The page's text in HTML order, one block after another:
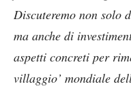
Discuteremo non solo
ma anche di
aspetti concreti per
villaggio’ mondiale